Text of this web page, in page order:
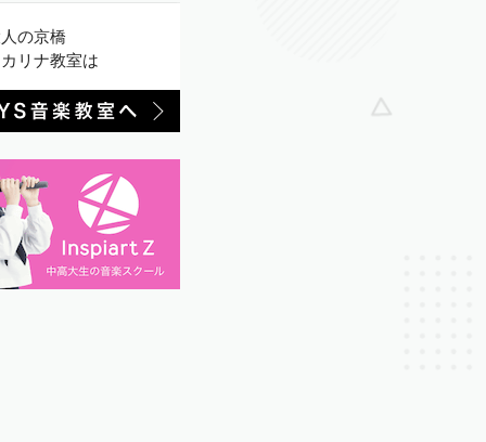
の京橋
リナ教室は